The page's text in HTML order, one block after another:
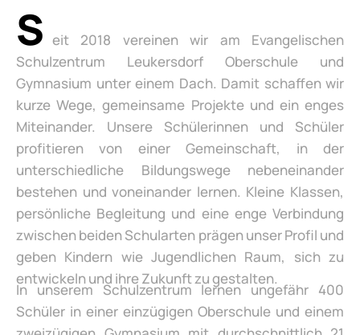
S eit 2018 vereinen wir am Evangelischen
Schulzentrum Leukersdorf Oberschule und
Gymnasium unter einem Dach. Damit schaffen wir
kurze Wege, gemeinsame Projekte und ein enges
Miteinander. Unsere Schülerinnen und Schüler
profitieren von einer Gemeinschaft, in der
unterschiedliche Bildungswege nebeneinander
bestehen und voneinander lernen. Kleine Klassen,
persönliche Begleitung und eine enge Verbindung
zwischen beiden Schularten prägen unser Profil und
geben Kindern wie Jugendlichen Raum, sich zu
entwickeln und ihre Zukunft zu gestalten.
In unserem Schulzentrum lernen ungefähr 400
Schüler in einer einzügigen Oberschule und einem